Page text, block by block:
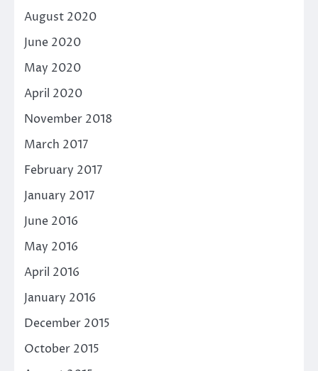
August 2020
June 2020
May 2020
April 2020
November 2018
March 2017
February 2017
January 2017
June 2016
May 2016
April 2016
January 2016
December 2015
October 2015